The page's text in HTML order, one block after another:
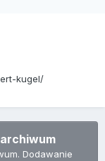
kugel/
Dodawanie